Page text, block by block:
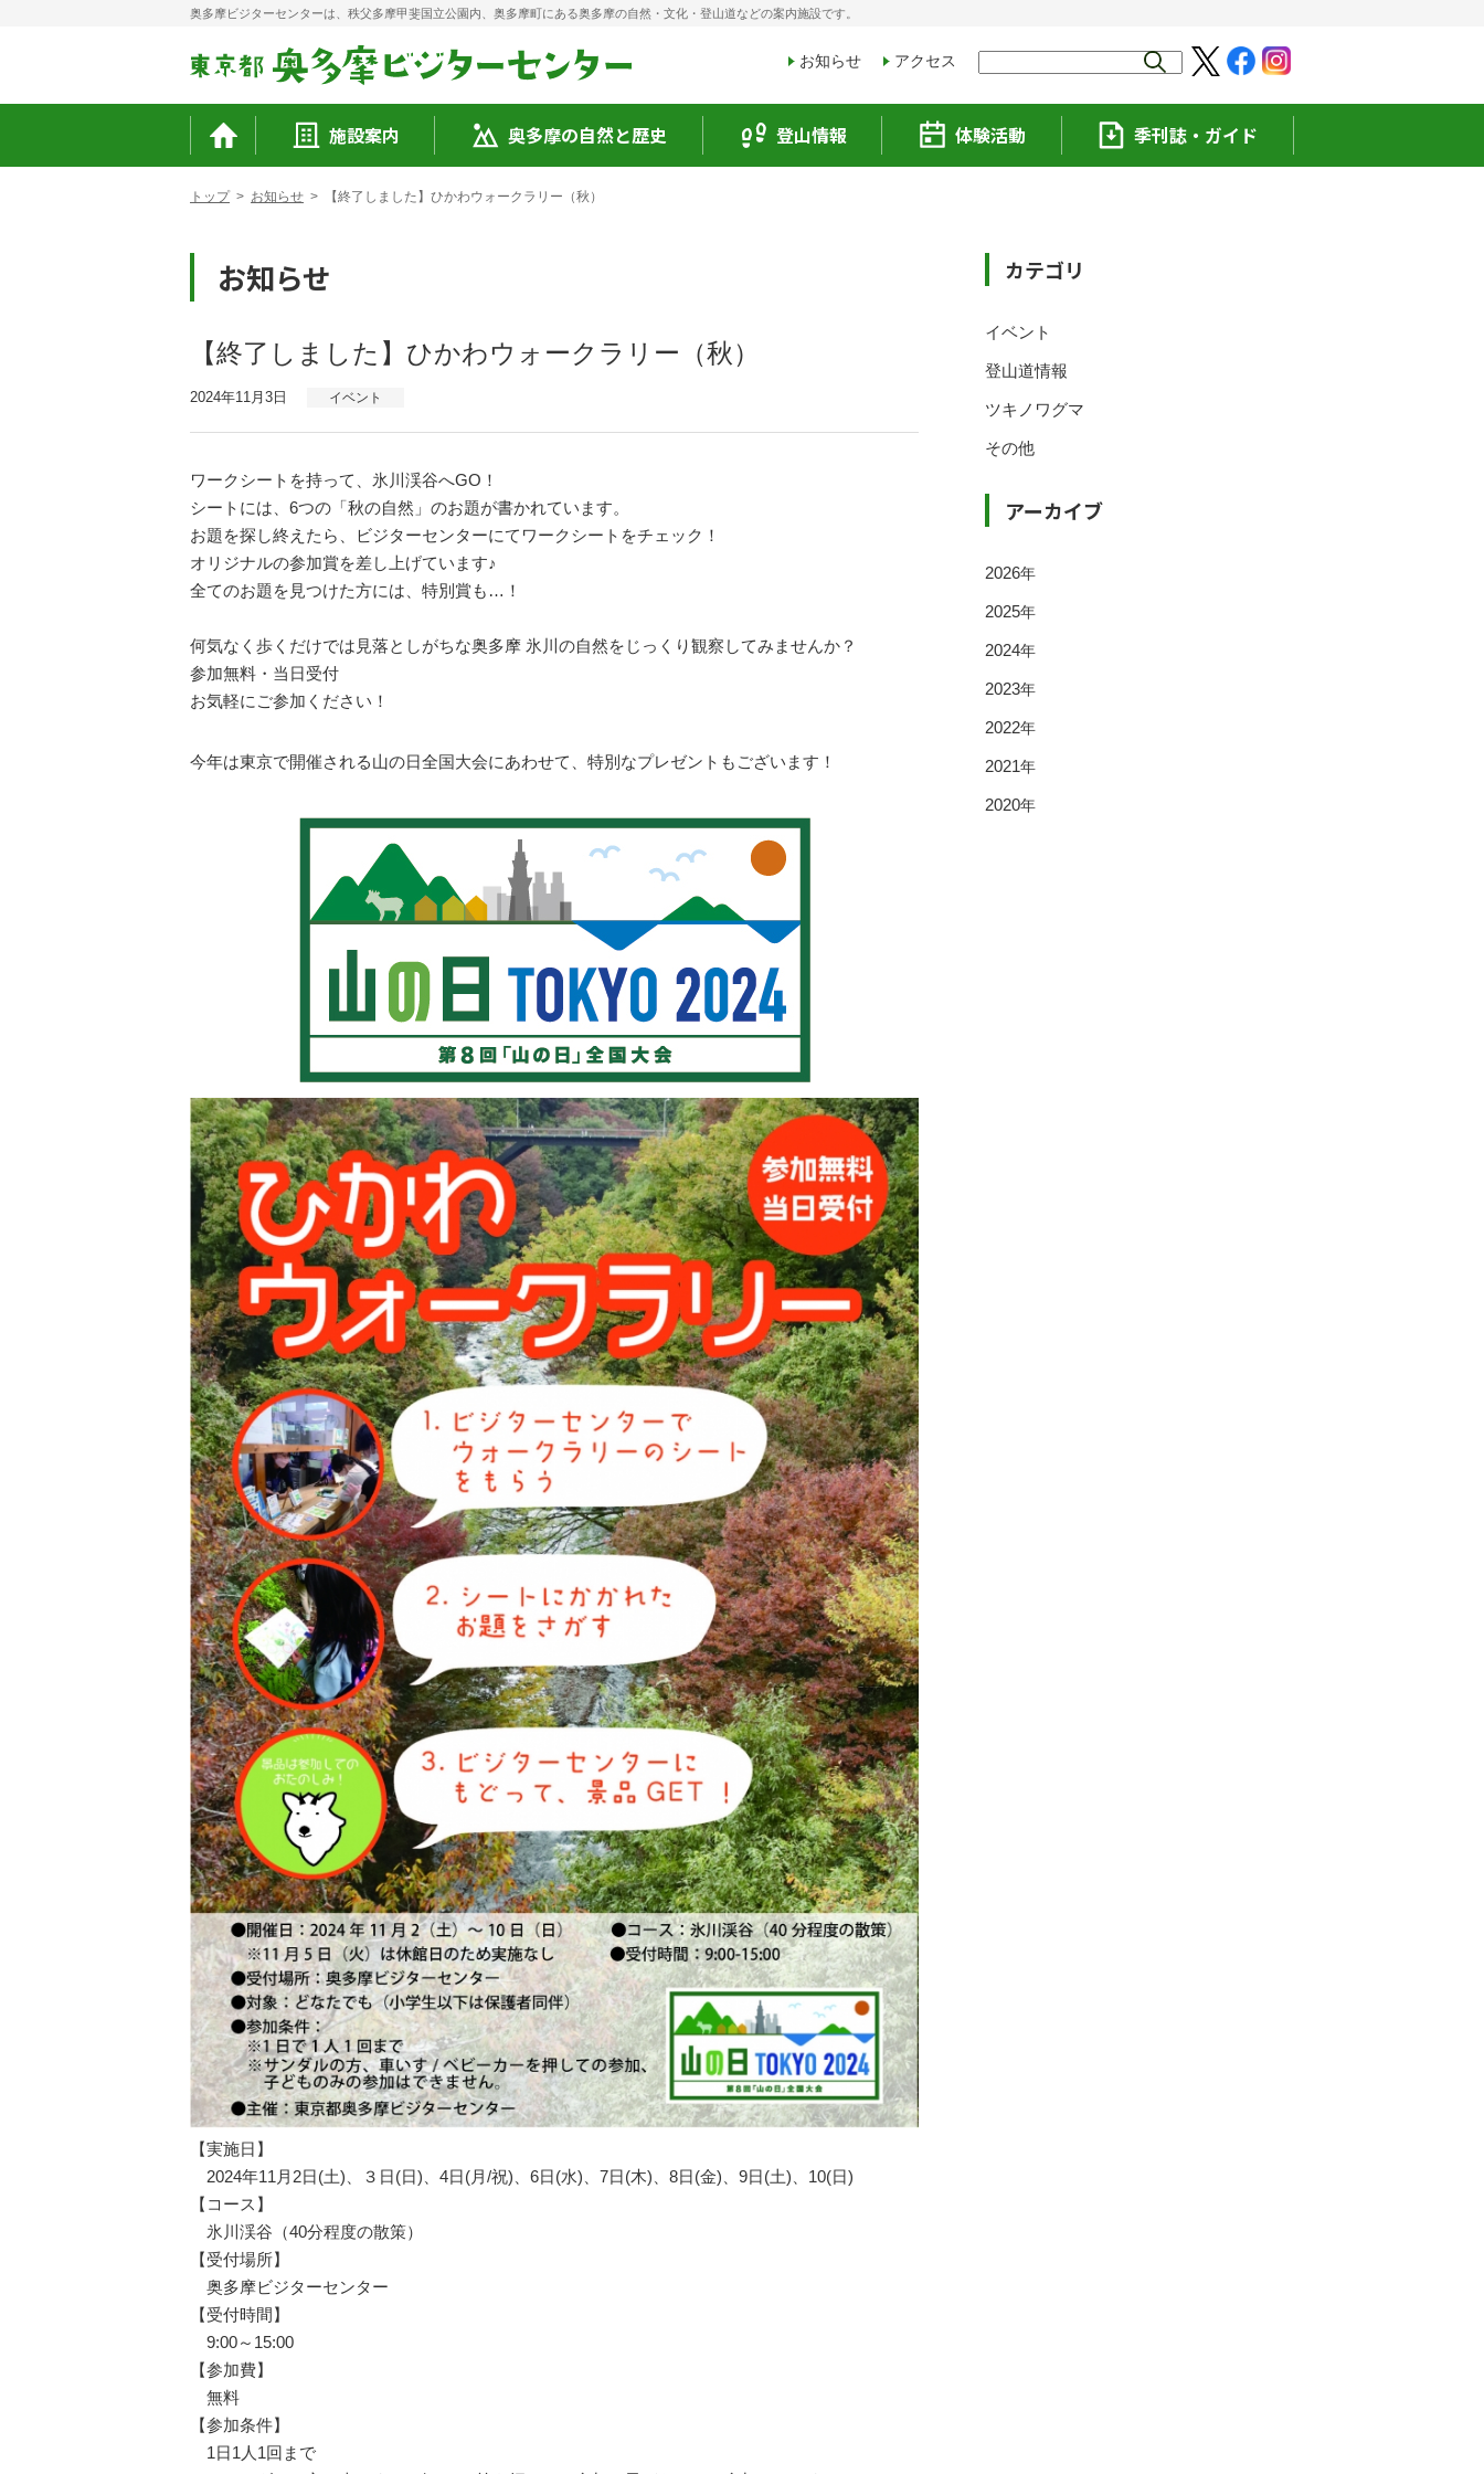
奥多摩ビジターセンターは、秩父多摩甲斐国立公園内、奥多摩町にある奥多摩の自然・文化・登山道などの案内施設です。
施設案内 奥多摩の自然と歴史 登山情報 体験活動 季刊誌・ガイド
お知らせ アクセス
トップ > お知らせ > 【終了しました】ひかわウォークラリー（秋）
お知らせ
【終了しました】ひかわウォークラリー（秋）
2024年11月3日 イベント
ワークシートを持って、氷川渓谷へGO！
シートには、6つの「秋の自然」のお題が書かれています。
お題を探し終えたら、ビジターセンターにてワークシートをチェック！
オリジナルの参加賞を差し上げています♪
全てのお題を見つけた方には、特別賞も…！
何気なく歩くだけでは見落としがちな奥多摩 氷川の自然をじっくり観察してみませんか？
参加無料・当日受付
お気軽にご参加ください！
今年は東京で開催される山の日全国大会にあわせて、特別なプレゼントもございます！
【実施日】
2024年11月2日(土)、３日(日)、4日(月/祝)、6日(水)、7日(木)、8日(金)、9日(土)、10(日)
【コース】
氷川渓谷（40分程度の散策）
【受付場所】
奥多摩ビジターセンター
【受付時間】
9:00～15:00
【参加費】
無料
【参加条件】
1日1人1回まで
カテゴリ
イベント
登山道情報
ツキノワグマ
その他
アーカイブ
2026年
2025年
2024年
2023年
2022年
2021年
2020年